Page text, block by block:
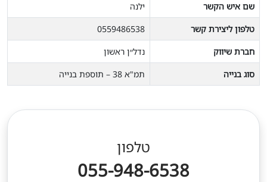
שם איש הקשר
ילנה
טלפון ליצירת קשר
0559486538
חברת שיווק
נדל״ן ראשון
סוג בנייה
תמ"א 38 – תוספת בנייה
טלפון
055-948-6538